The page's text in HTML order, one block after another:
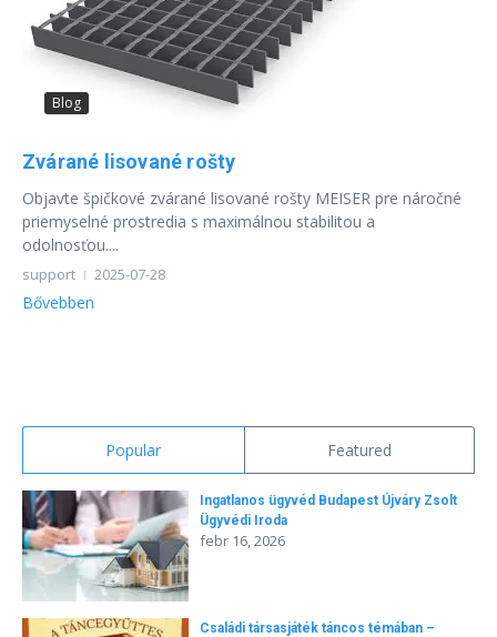
Blog
Zvárané lisované rošty
Objavte špičkové zvárané lisované rošty MEISER pre náročné
priemyselné prostredia s maximálnou stabilitou a
odolnosťou....
support 2025-07-28
Bővebben
Popular Featured
Ingatlanos ügyvéd Budapest Újváry Zsolt
Ügyvédi Iroda
febr 16, 2026
Családi társasjáték táncos témában –